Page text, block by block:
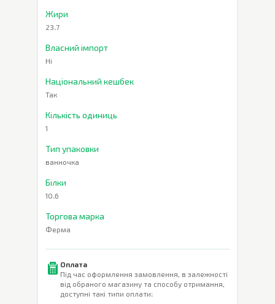
Жири
23.7
Власний імпорт
Ні
Національний кешбек
Так
Кількість одиниць
1
Тип упаковки
ванночка
Білки
10.6
Торгова марка
Ферма
Оплата
Під час оформлення замовлення, в залежності
від обраного магазину та способу отримання,
доступні такі типи оплати: